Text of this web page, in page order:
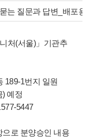
는 질문과 답변_배포
처(서울)」기관추
189-1번지 일원
) 예정
5447
로 분양승인 내용